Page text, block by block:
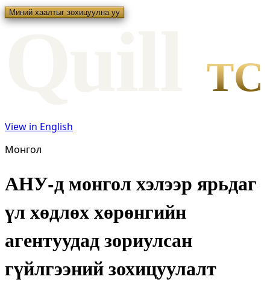
Миний хаалтыг зохицуулна уу
TC
View in English
Монгол
АНУ-д монгол хэлээр ярьдаг
үл хөдлөх хөрөнгийн
агентуудад зориулсан
гүйлгээний зохицуулалт